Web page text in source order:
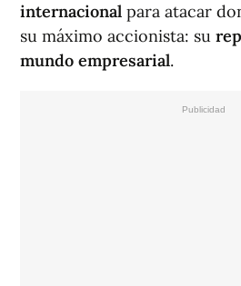
internacional para atacar
su máximo accionista: su
mundo empresarial.